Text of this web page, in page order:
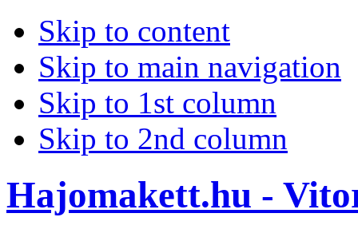
Skip to content
Skip to main navigation
Skip to 1st column
Skip to 2nd column
Hajomakett.hu -